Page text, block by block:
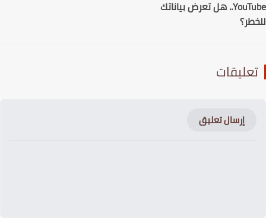
YouTube.. هل تعرض بياناتك
إرسال تعليق